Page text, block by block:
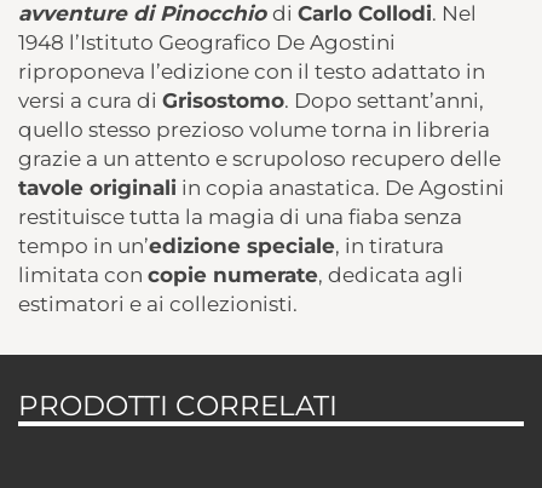
avventure di Pinocchio di Carlo Collodi. Nel
1948 l’Istituto Geografico De Agostini
riproponeva l’edizione con il testo adattato in
versi a cura di Grisostomo. Dopo settant’anni,
quello stesso prezioso volume torna in libreria
grazie a un attento e scrupoloso recupero delle
tavole originali in copia anastatica. De Agostini
restituisce tutta la magia di una fiaba senza
tempo in un’edizione speciale, in tiratura
limitata con copie numerate, dedicata agli
estimatori e ai collezionisti.
PRODOTTI CORRELATI